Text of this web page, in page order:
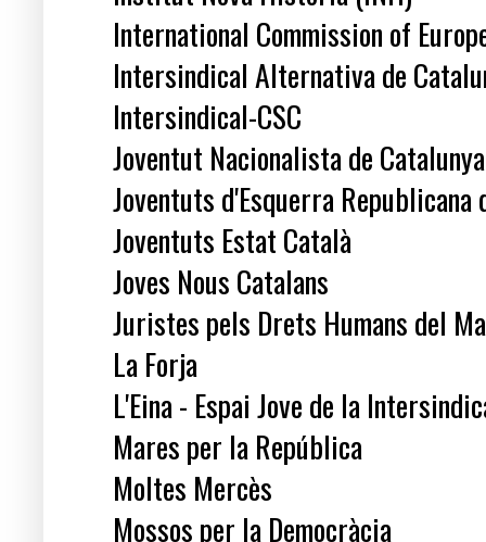
International Commission of
Intersindical Alternativa de
Intersindical-CSC
Joventut Nacionalista de
Joventuts d'Esquerra Republicana
Joventuts Estat Català
Joves Nous Catalans
Juristes pels Drets Humans del
La Forja
L'Eina - Espai Jove de la
Mares per la República
Moltes Mercès
Mossos per la Democràcia